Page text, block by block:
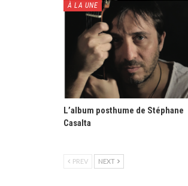
À LA UNE
L’album posthume de Stéphane
Casalta
PREV NEXT